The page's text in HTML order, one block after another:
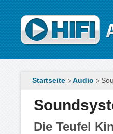
Startseite Audio
Die Teufel